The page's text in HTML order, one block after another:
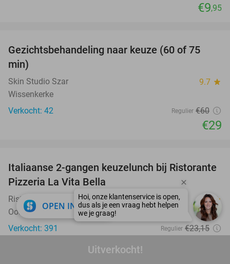
Uitverkocht!
€9,95
52%
Gezichtsbehandeling naar keuze (60 of 75
min)
Skin Studio Szar 9.7 star
Wissenkerke
Verkocht: 42
Regulier €60
€29
41%
Italiaanse 2-gangen keuzelunch bij Ristorante
Pizzeria La Vita Bella
Ristorante Pizzeria La Vita Bella 9.7star
Oostkapelle
Verkocht: 391
Regulier €23,15
OPEN IN APP close